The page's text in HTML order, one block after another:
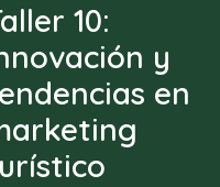
10:
y
en